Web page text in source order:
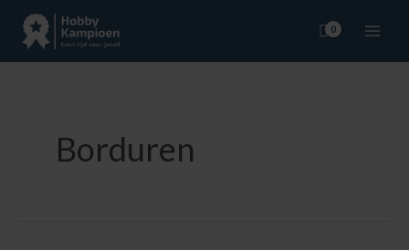
Borduren